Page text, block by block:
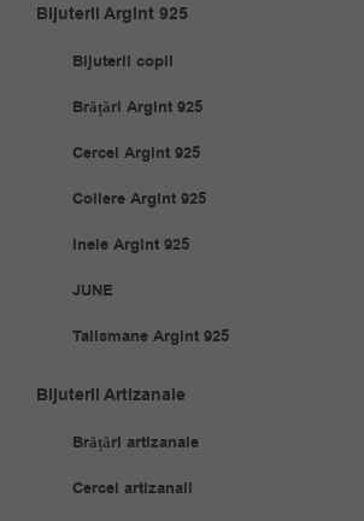
Bijuterii Argint 925
Bijuterii copii
Brățări Argint 925
Cercei Argint 925
Coliere Argint 925
Inele Argint 925
JUNE
Talismane Argint 925
Bijuterii Artizanale
Brățări artizanale
Cercei artizanali